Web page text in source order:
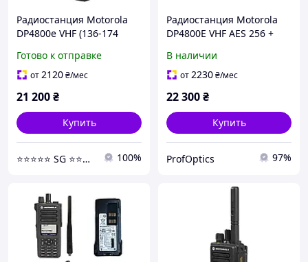
Радиостанция Motorola
DP4800e VHF (136-174
AES256, портативная
рация Motorola
Готово к отправке
от2120₴/мес
21 200₴
Купить
⭐️⭐️⭐️⭐️⭐️ SG ⭐️⭐️⭐️⭐️⭐️ 100%
Радиостанция Motorola
DP4800E VHF AES 256 +
Type-C, рация Motorola,
лицензия
В наличии
от2230₴/мес
22 300₴
Купить
ProfOptics 97%